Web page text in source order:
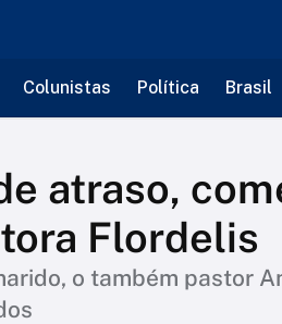
Colunistas Política Brasil
atraso,
Flordelis
o também pastor